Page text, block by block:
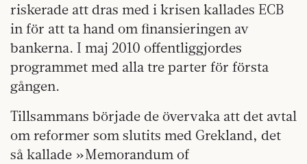
riskerade att dras med i krisen kallades ECB
in för att ta hand om finansieringen av
bankerna. I maj 2010 offentliggjordes
programmet med alla tre parter för första
gången.
Tillsammans började de övervaka att det avtal
om reformer som slutits med Grekland, det
så kallade »Memorandum of